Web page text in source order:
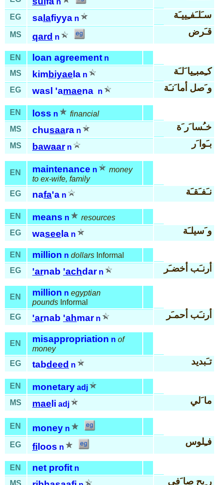
n
EG sa lafiyya n سـَلـَفـِييـَة
MS qard n
قـَرض
EN loan agreement n
MS
kimbiyae la n كـِمبـِيا َلـَة
EG wasl 'amaena n و َصل أما َنـَة
EN loss n
financial
MS
chusaara n خـُسا َر َة
MS bawaar n بـَوا َر
EN maintenance n
money
to ex-wife, family
EG
nafa'a n نـَفـَقـَة
EN means n
resources
EG
wasee la n و َسيلـَة
EN million n dollars Informal
EG
'arnab 'achdar n أرنـَب أخضـَر
EN million n egyptian
pounds Informal
EG
'arnab 'ahmar n أرنـَب أحمـَر
EN misappropriation n of
money
EG
tabdeed n تـَبديد
EN monetary adj
MS
mae li adj ما َلي
EN money n
EG
fi loos n
فـِلوس
EN net profit n
ر ِبح صا َفي